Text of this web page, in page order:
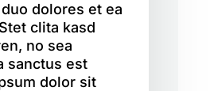
dolores et ea
clita kasd
no sea
sanctus est
dolor sit